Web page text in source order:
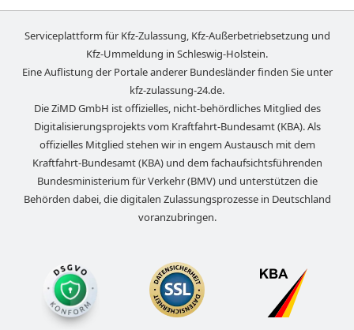
Serviceplattform für Kfz-Zulassung, Kfz-Außerbetriebsetzung und
Kfz-Ummeldung in Schleswig-Holstein.
Eine Auflistung der Portale anderer Bundesländer finden Sie unter
kfz-zulassung-24.de.
Die ZiMD GmbH ist offizielles, nicht-behördliches Mitglied des
Digitalisierungsprojekts vom Kraftfahrt-Bundesamt (KBA). Als
offizielles Mitglied stehen wir in engem Austausch mit dem
Kraftfahrt-Bundesamt (KBA) und dem fachaufsichtsführenden
Bundesministerium für Verkehr (BMV) und unterstützen die
Behörden dabei, die digitalen Zulassungsprozesse in Deutschland
voranzubringen.